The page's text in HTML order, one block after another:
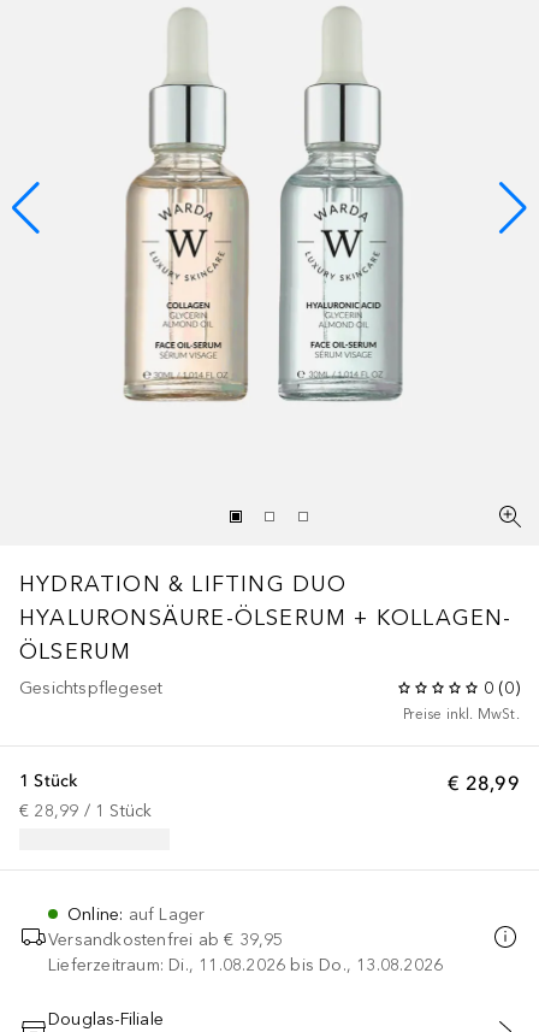
HYDRATION & LIFTING DUO
HYALURONSÄURE-ÖLSERUM + KOLLAGEN-
ÖLSERUM
Gesichtspflegeset 0 (0)
Preise inkl. MwSt.
€ 28,99
1 Stück
€ 28,99 / 1 Stück
Online: auf Lager
Versandkostenfrei ab € 39,95
Lieferzeitraum: Di., 11.08.2026 bis Do., 13.08.2026
Douglas-Filiale